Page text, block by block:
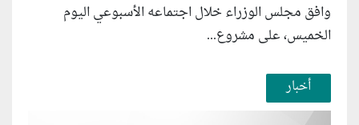
وافق مجلس الوزراء خلال اجتماعه الأسبوعي اليوم
الخميس، على مشروع...
أخبار